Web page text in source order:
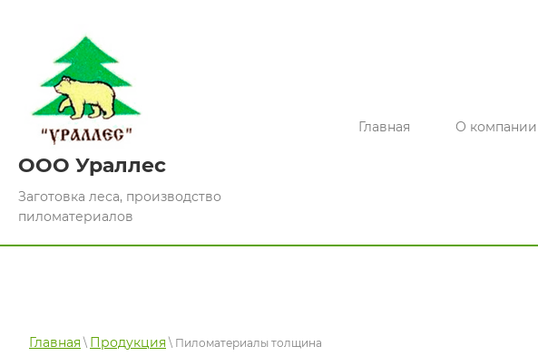
ООО Ураллес
Заготовка леса, производство
пиломатериалов
Главная О компании
Главная \ Продукция \ Пиломатериалы толщина